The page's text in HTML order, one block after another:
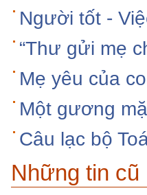
Người tốt -
“Thư gửi mẹ
Mẹ yêu của
Một gương
Câu lạc bộ
Những tin cũ